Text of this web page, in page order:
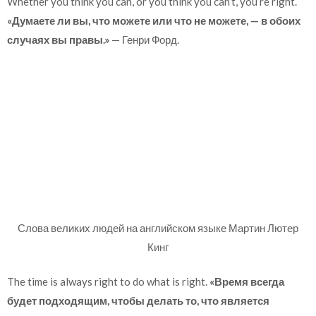
«Думаете ли вы, что можете или что не можете, — в обоих
случаях вы правы.» — Генри Форд.
Слова великих людей на английском языке Мартин Лютер
Кинг
The time is always right to do what is right. «Время всегда
будет подходящим, чтобы делать то, что является